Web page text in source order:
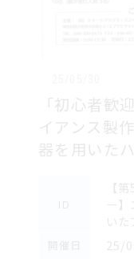
「初心者歓
イアンス製
器を用いた
【
ー
い
25/